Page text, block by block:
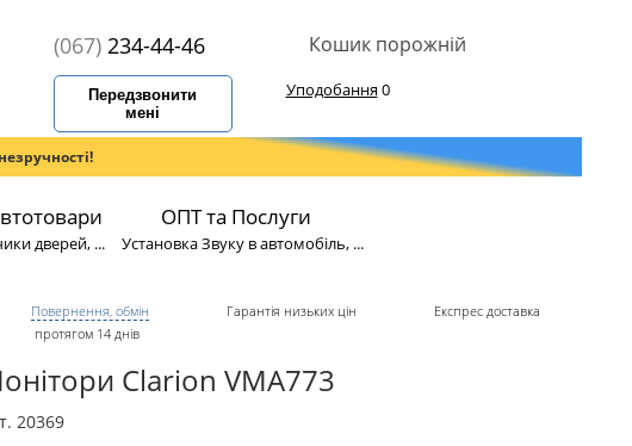
(067)234-44-46
Передзвонити
мені
Кошик порожній
Уподобання0
дверей, ...
ОПТ та Послуги
Установка Звуку в автомобіль, ...
Повернення, обмін
протягом 14 днів
Гарантія низьких цін Експрес доставка
Clarion VMA773
20369